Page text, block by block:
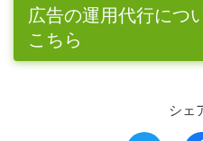
広告の運用代行につ
こちら
シェ